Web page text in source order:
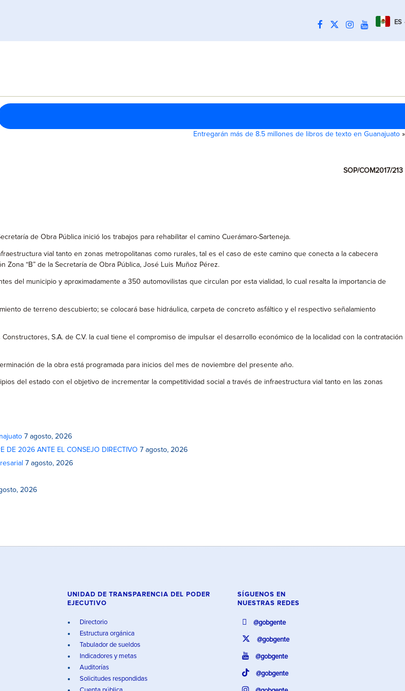
ES
Entregarán más de 8.5 millones de libros de texto en Guanajuato »
SOP/COM2017/213
de Obra Pública inició los trabajos para rehabilitar el camino Cuerámaro-Sarteneja.
vial tanto en zonas metropolitanas como rurales, tal es el caso de este camino que conecta a la cabecera
“B” de la Secretaría de Obra Pública, José Luis Muñoz Pérez.
del municipio y aproximadamente a 350 automovilistas que circulan por esta vialidad, lo cual resalta la importancia de
de terreno descubierto; se colocará base hidráulica, carpeta de concreto asfáltico y el respectivo señalamiento
S.A. de C.V. la cual tiene el compromiso de impulsar el desarrollo económico de la localidad con la contratación
de la obra está programada para inicios del mes de noviembre del presente año.
del estado con el objetivo de incrementar la competitividad social a través de infraestructura vial tanto en las zonas
7 agosto, 2026
DE 2026 ANTE EL CONSEJO DIRECTIVO 7 agosto, 2026
7 agosto, 2026
2026
UNIDAD DE TRANSPARENCIA DEL PODER
EJECUTIVO
Directorio
Estructura orgánica
Tabulador de sueldos
Indicadores y metas
Auditorías
Solicitudes respondidas
SÍGUENOS EN
NUESTRAS REDES
@gobgente
@gobgente
@gobgente
@gobgente